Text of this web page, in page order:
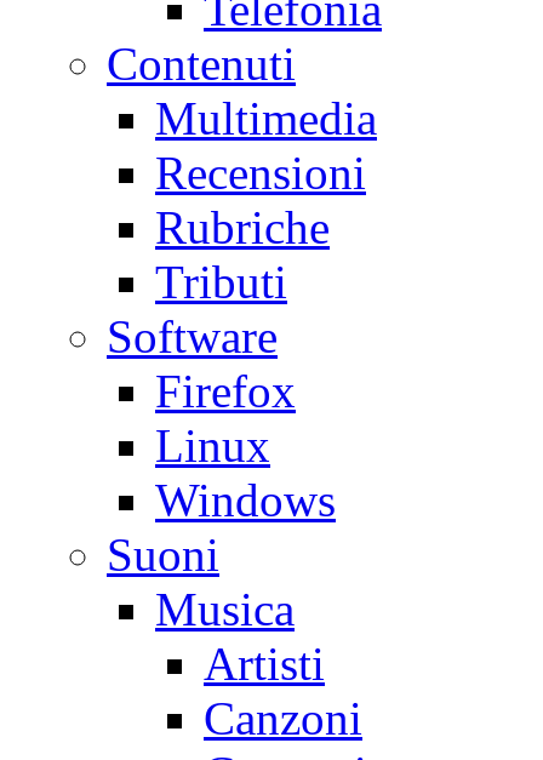
Contenuti
Multimedia
Recensioni
Rubriche
Tributi
Software
Firefox
Linux
Windows
Suoni
Musica
Artisti
Canzoni